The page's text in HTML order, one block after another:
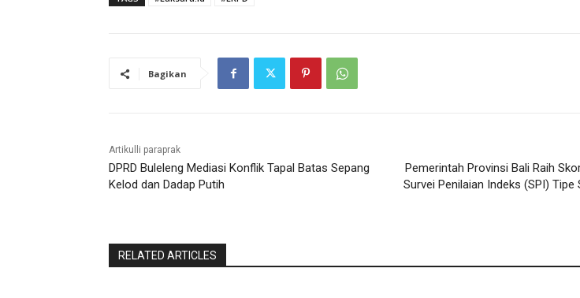
Bagikan
Artikulli paraprak
DPRD Buleleng Mediasi Konflik Tapal Batas Sepang
Kelod dan Dadap Putih
Pemerintah Provinsi Bali Raih
Survei Penilaian Indeks (SPI) Tipe
RELATED ARTICLES